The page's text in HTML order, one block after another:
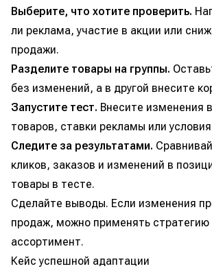
Выберите, что хотите проверить.
ли реклама, участие в акции или
продажи.
Разделите товары на группы.
без изменений, а в другой внесите
Запустите тест. Внесите изменения
товаров, ставки рекламы или
Следите за результатами.
кликов, заказов и изменений в
товары в тесте.
Сделайте выводы. Если изменения
продаж, можно применять стратегию
ассортимент.
Кейс успешной адаптации